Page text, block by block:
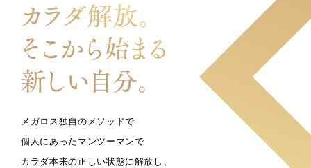
メガロス独自のメソッドで
個人にあったマンツーマンで
カラダ本来の正しい状態に解放し、